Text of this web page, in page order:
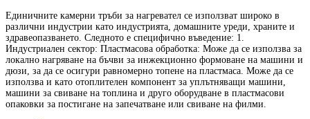
Единичните камерни тръби за нагревател се използват широко в
различни индустрии като индустрията, домашните уреди, храните и
здравеопазването. Следното е специфично въведение: 1.
Индустриален сектор: Пластмасова обработка: Може да се използва за
локално нагряване на бъчви за инжекционно формоване на машини и
дюзи, за да се осигури равномерно топене на пластмаса. Може да се
използва и като отоплителен компонент за уплътняващи машини,
машини за свиване на топлина и друго оборудване в пластмасови
опаковки за постигане на запечатване или свиване на филми.